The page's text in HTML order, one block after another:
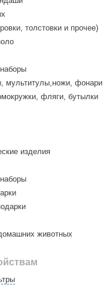
толстовки и прочее)
мультитулы,ножи, фонари
фляги, бутылки
изделия
животных